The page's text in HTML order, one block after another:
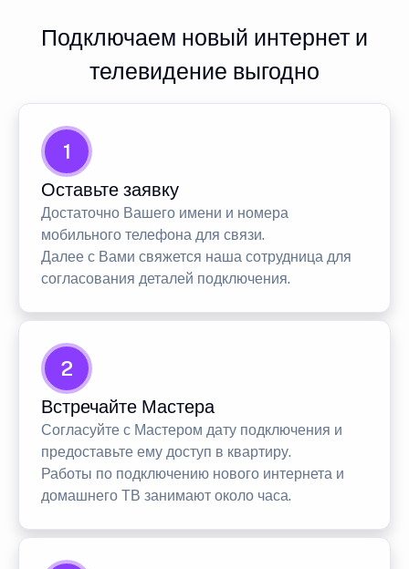
Подключаем новый интернет и
телевидение выгодно
1
Оставьте заявку
Достаточно Вашего имени и номера
мобильного телефона для связи.
Далее с Вами свяжется наша сотрудница для
согласования деталей подключения.
2
Встречайте Мастера
Согласуйте с Мастером дату подключения и
предоставьте ему доступ в квартиру.
Работы по подключению нового интернета и
домашнего ТВ занимают около часа.